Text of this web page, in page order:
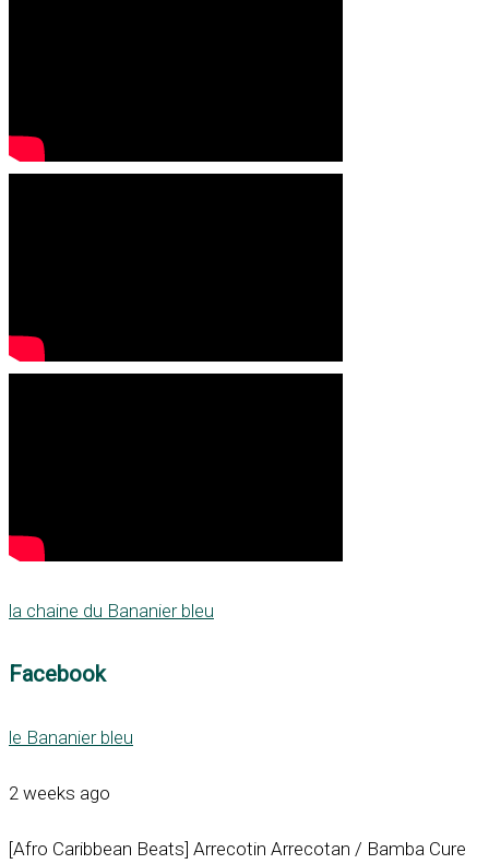
la chaine du Bananier bleu
Facebook
le Bananier bleu
2 weeks ago
[Afro Caribbean Beats] Arrecotin Arrecotan / Bamba Cure